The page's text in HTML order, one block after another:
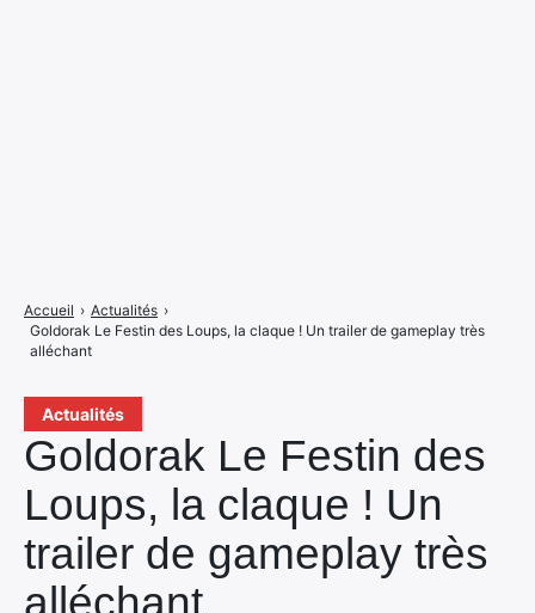
Actualités
Goldorak Le Festin des
Loups, la claque ! Un
trailer de gameplay très
alléchant
Accueil › Actualités ›
Goldorak Le Festin des Loups, la claque ! Un trailer de gameplay très
alléchant